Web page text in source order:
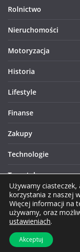
Rolnictwo
Nieruchomości
Motoryzacja
Historia
Lifestyle
Finanse
Zakupy
Technologie
Turystyka
Używamy
korzystania z naszej
Więcej informacji na
używamy, oraz
ustawieniach.
Akceptuj